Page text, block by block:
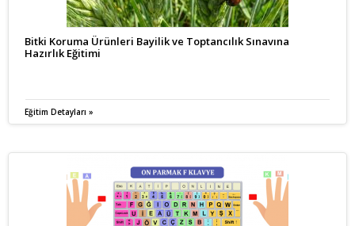
Bitki Koruma Ürünleri Bayilik ve Toptancılık Sınavına
Hazırlık Eğitimi
Eğitim Detayları »